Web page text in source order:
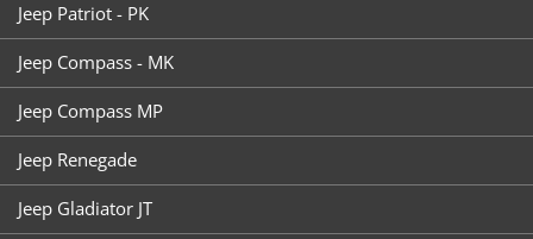
Jeep Patriot - PK
Jeep Compass - MK
Jeep Compass MP
Jeep Renegade
Jeep Gladiator JT